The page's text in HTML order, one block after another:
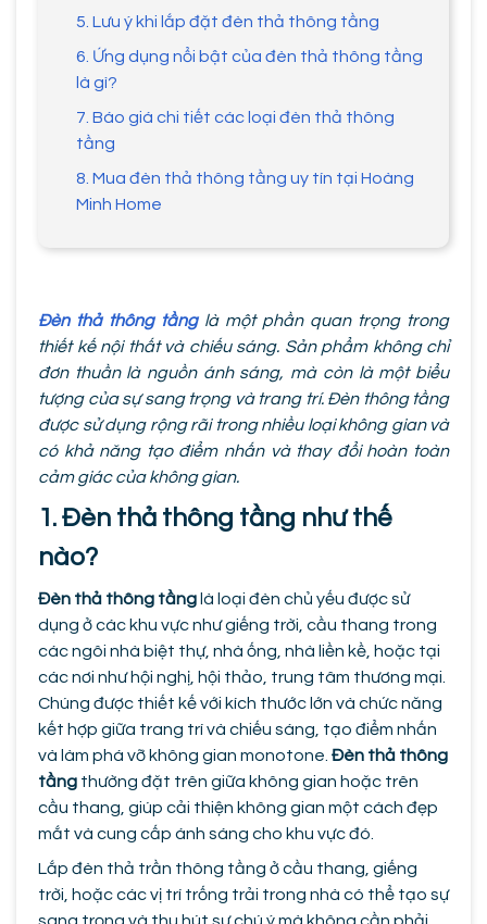
5. Lưu ý khi lắp đặt đèn thả thông tầng
6. Ứng dụng nổi bật của đèn thả thông tầng
là gì?
7. Báo giá chi tiết các loại đèn thả thông
tầng
8. Mua đèn thả thông tầng uy tín tại Hoàng
Minh Home
Đèn thả thông tầnglà một phần quan trọng trong
thiết kế nội thất và chiếu sáng. Sản phẩm không chỉ
đơn thuần là nguồn ánh sáng, mà còn là một biểu
tượng của sự sang trọng và trang trí. Đèn thông tầng
được sử dụng rộng rãi trong nhiều loại không gian và
có khả năng tạo điểm nhấn và thay đổi hoàn toàn
cảm giác của không gian.
1. Đèn thả thông tầng như thế
nào?
Đèn thả thông tầng là loại đèn chủ yếu được sử
dụng ở các khu vực như giếng trời, cầu thang trong
các ngôi nhà biệt thự, nhà ống, nhà liền kề, hoặc tại
các nơi như hội nghị, hội thảo, trung tâm thương mại.
Chúng được thiết kế với kích thước lớn và chức năng
kết hợp giữa trang trí và chiếu sáng, tạo điểm nhấn
và làm phá vỡ không gian monotone. Đèn thả thông
tầng thường đặt trên giữa không gian hoặc trên
cầu thang, giúp cải thiện không gian một cách đẹp
mắt và cung cấp ánh sáng cho khu vực đó.
Lắp đèn thả trần thông tầng ở cầu thang, giếng
trời, hoặc các vị trí trống trải trong nhà có thể tạo sự